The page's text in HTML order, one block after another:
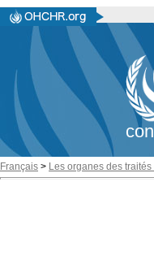
Français > Les organes des